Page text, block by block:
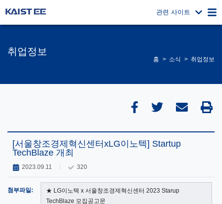
관련 사이트
취업정보
홈 소식 취업정보
[서울창조경제혁신센터xLG이노텍] Startup
TechBlaze 개최
2023.09.11 320
첨부파일:
★ LG이노텍 x 서울창조경제혁신센터 2023 Starup
TechBlaze 모집공고문